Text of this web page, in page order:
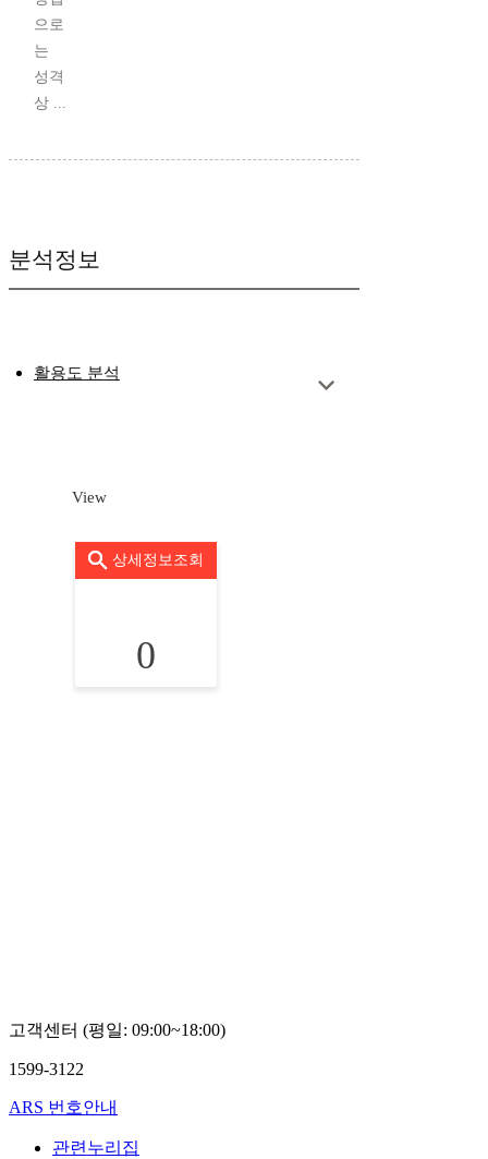
으로
는
성격
상 ...
분석정보
활용도 분석
View
상세정보조회
0
고객센터 (평일: 09:00~18:00)
1599-3122
ARS 번호안내
관련누리집